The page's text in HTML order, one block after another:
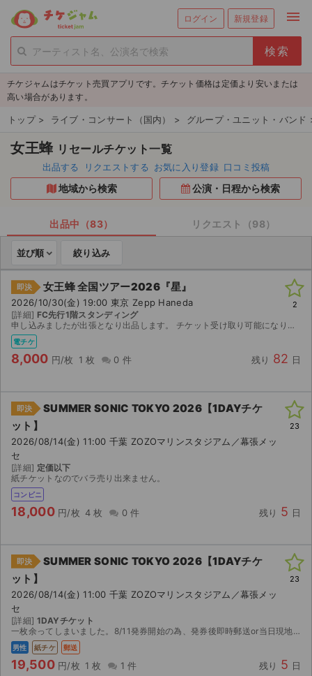
ログイン 新規登録 menu
person_add 新規会員登録
チケットを探す
新着チケット
値下げしたチケット
都道府県からチケットを探す
チケットのリクエスト一覧
取扱チケット
ライブ・コンサート（国内）
ライブ・コンサート（海外）
イベント
演劇・ミュージカル
ご利用ガイド
ご利用ガイド
AIに質問する
よくある質問
お知らせ
チケジャムはチケット売買アプリです。チケット価格は定価より安いまたは
高い場合があります。
トップ > ライブ・コンサート（国内） > グループ・ユニット・バンド
女王蜂 リセールチケット一覧
出品する リクエストする お気に入り登録 口コミ投稿
地域から検索 公演・日程から検索
出品中（83） リクエスト（98）
並び順 絞り込み
即決 女王蜂 全国ツアー2026『星』
2026/10/30(金) 19:00 東京 Zepp Haneda
[詳細] FC先行1階スタンディング
申し込みましたが出張となり出品します。 チケット受け取り可能になり次第、eプラスの分配ですぐにURLでお渡しします。
電チケ
8,000 円/枚 1 枚 0 件 残り 82 日
2
即決
SUMMER SONIC TOKYO 2026【1DAYチケ
ット】
2026/08/14(金) 11:00 千葉 ZOZOマリンスタジアム／幕張メッ
セ
[詳細] 定価以下
紙チケットなのでバラ売り出来ません。
コンビニ
18,000 円/枚 4 枚 0 件 残り 5 日
23
即決
SUMMER SONIC TOKYO 2026【1DAYチケ
ット】
2026/08/14(金) 11:00 千葉 ZOZOマリンスタジアム／幕張メッ
セ
[詳細] 1DAYチケット
一枚余ってしまいました。8/11発券開始の為、発券後即時郵送or当日現地にて手渡しいたします。 迅速な対応心掛けますので、何卒宜しくお願いいたします。
男性 紙チケ 郵送
19,500 円/枚 1 枚 1 件 残り 5 日
23